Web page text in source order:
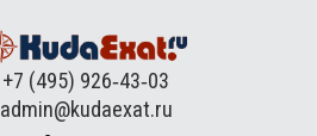
+7 (495) 926‑43‑03
admin@kudaexat.ru